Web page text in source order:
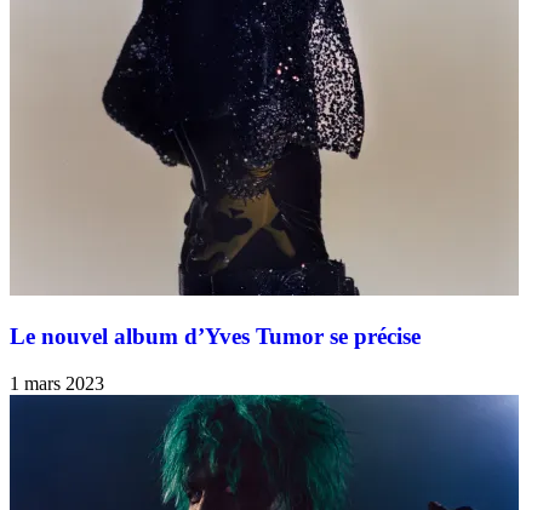
Le nouvel album d’Yves Tumor se précise
1 mars 2023